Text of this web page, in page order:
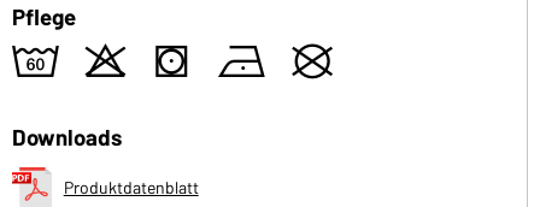
Pflege
4 o s n U
Downloads
Produktdatenblatt